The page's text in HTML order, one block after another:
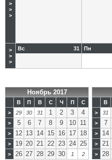
>
>
>
>
>
>
31
Вс Пн
Ноябрь 2017
В П В С Ч П
С
>
29 30 31 1 2 3 4
> 5 6 7 8 9 10 11
> 12 13 14 15 16 17 18
> 19 20 21 22 23 24 25
> 26 27 28 29 30 1 2
В
>
31
> 7
> 14
> 21
> 28